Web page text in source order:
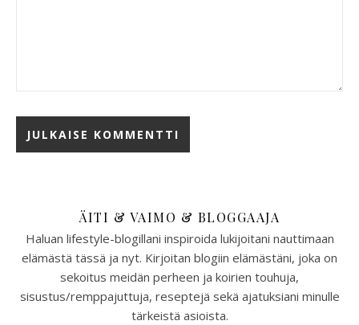
ÄITI & VAIMO & BLOGGAAJA
Haluan lifestyle-blogillani inspiroida lukijoitani nauttimaan
elämästä tässä ja nyt. Kirjoitan blogiin elämästäni, joka on
sekoitus meidän perheen ja koirien touhuja,
sisustus/remppajuttuja, reseptejä sekä ajatuksiani minulle
tärkeistä asioista.